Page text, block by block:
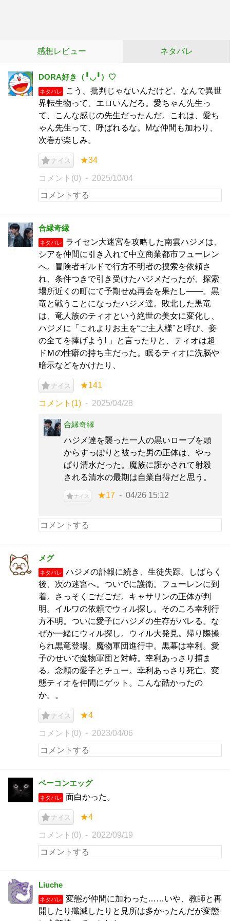
感想レビュー ネタバレ
DORA好き（╹◡╹）♡
ネタバレ
こう、批判じゃないんだけど、なんで異世
界転生物って、エロいんだろ。愛ちゃん先生っ
て、こんな感じの先生だったんだ。これは、愛ち
ゃん先生って、呼ばれるな。Mな仲間も加わり、
次巻が楽しみ。
ナイス ★34
コメント(0) 2025/10/04
合縁奇縁
ネタバレ
ライセン大迷宮を攻略した南雲ハジメは、
シアを仲間に引き入れて中立商業都市フューレン
へ。冒険者ギルドで行方不明者の捜索を依頼さ
れ、条件つきで引き受けたハジメだったが、探索
場所近くの町にて予期せぬ再会を果たし――。黒
竜と戦うことになったハジメ達。敗北した黒竜
は、竜人族のティオという絶世の美女に変化し、
ハジメに「これよりお主を“ご主人様"と呼び、妾
の全てを捧げよう! 」と言ったりと、ティオは超
ドＭの性癖の持ち主だった。眠るティオに洗脳や
暗示などをかけたり、
ナイス ★141
コメント(1) 2025/04/28
合縁奇縁
ハジメ達を襲った一人の黒いローブを頭
からすっぽりと被った男の正体は、やっ
ぱり清水だった。魔族に誑かされて射殺
される清水の最期は自業自得だと思う。
ナイス ★17 04/26 15:12
メグ
ネタバレ
ハジメの訃報に続き、生徒失踪。しばらく
後、次の迷宮へ。ついでに護衛。フューレンに到
着。さっそくごだごだ。キャサリンの正体が判
明。イルワの依頼でウィル探し。そのころ幸利行
方不明。ついに愛子にハジメの生存がバレる。な
ぜか一緒にウィル探し。ウィル大発見。帰り際操
られ黒竜登場。魔物軍団進行中。黒幕は幸利。愛
子のせいで魔物軍団と対峙。幸利あっさり捕ま
る。念願の愛子とチュー。幸利あっさり死亡。変
態ティオを仲間にゲット。こんな酷かったの
か。。
ナイス ★4
コメント(0) 2023/04/06
ベーコンエッグ
ネタバレ 面白かった。
ナイス ★4
コメント(0) 2022/09/19
Liuche
ネタバレ
変態が仲間に加わった……いや、教師と再
開したり殲滅したりと見所は多かったんだが変態